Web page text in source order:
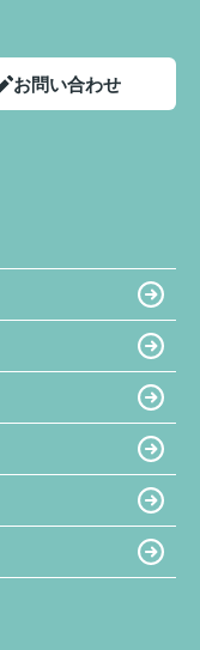
お問い合わせ